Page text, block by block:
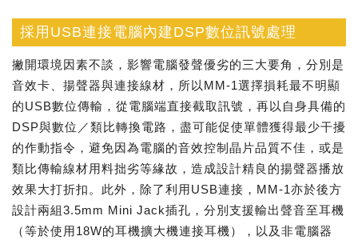
採用USB連接電腦內建DSP數位訊號處理
撇開環境因素不談，影響電腦發聲優劣的三大要角，分別是
音效卡、揚聲器與連接線材，所以MM-1選擇損耗最不明顯
的USB數位傳輸，從電腦端直接截取訊號，再以自身具備的
DSP與數位／類比轉換電路，盡可能促使單體獲得最少干擾
的作動指令，避免因為電腦的音效控制晶片品質不佳，或是
類比傳輸線材用料拙劣等緣故，造成設計精良的揚聲器播放
效果大打折扣。此外，除了利用USB連接，MM-1亦於後方
設計兩組3.5mm Mini Jack插孔，分別支援輸出聲音至耳機
（等於使用18W的耳機擴大機連接耳機），以及非電腦器